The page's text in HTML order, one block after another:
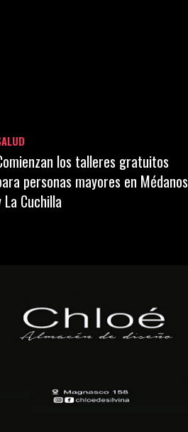
los talleres gratuitos
personas mayores en Médanos
La Cuchilla